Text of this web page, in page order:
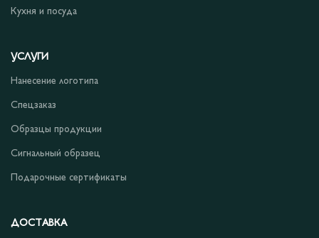
Кухня и посуда
УСЛУГИ
Нанесение логотипа
Спецзаказ
Образцы продукции
Сигнальный образец
Подарочные сертификаты
ДОСТАВКА